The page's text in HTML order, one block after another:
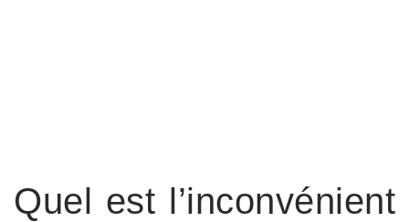
Quel est l’inconvénient